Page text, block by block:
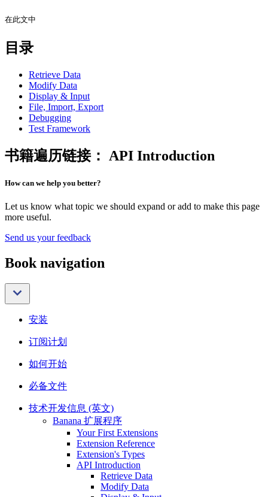
在此文中
目录
Retrieve Data
Modify Data
Display & Input
File, Import, Export
Debugging
Test Framework
书籍遍历链接： API Introduction
How can we help you better?
Let us know what topic we should expand or add to make this page
more useful.
Send us your feedback
Book navigation
安装
订阅计划
如何开始
必备文件
技术开发信息 (英文)
Banana 扩展程序
Your First Extensions
Extension Reference
Extension's Types
API Introduction
Retrieve Data
Modify Data